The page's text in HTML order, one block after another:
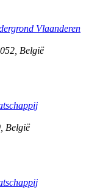
Vlaanderen
België
België